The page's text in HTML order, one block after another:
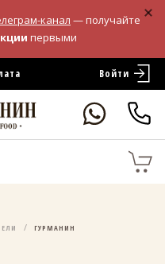
канал — получайте
первыми
Войти
ГУРМАНИН